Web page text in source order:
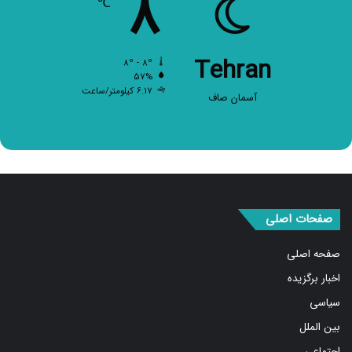
Tehran
آسمان صاف
۵۷%
۶.۱۷ کیلومتر/ساعت
صفحه اصلی
اخبار برگزیده
سیاسی
بین الملل
اجتماعی